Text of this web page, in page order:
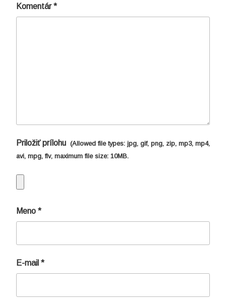
Komentár*
Priložiť prílohu (Allowed file types: jpg, gif, png, zip, mp3, mp4,
avi, mpg, flv, maximum file size: 10MB.
Meno *
E-mail *